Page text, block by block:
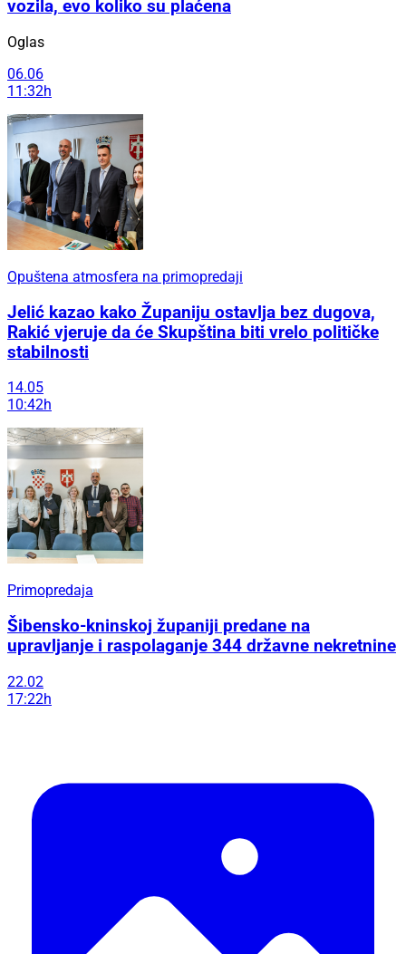
vozila, evo koliko su plaćena
Oglas
06.06
11:32h
Opuštena atmosfera na primopredaji
Jelić kazao kako Županiju ostavlja bez dugova,
Rakić vjeruje da će Skupština biti vrelo političke
stabilnosti
14.05
10:42h
Primopredaja
Šibensko-kninskoj županiji predane na
upravljanje i raspolaganje 344 državne nekretnine
22.02
17:22h